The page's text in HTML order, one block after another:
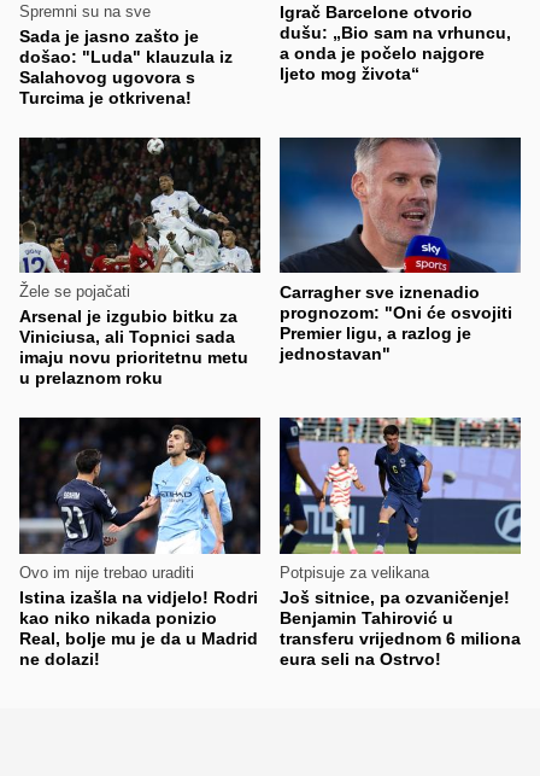
Spremni su na sve
Sada je jasno zašto je
došao: "Luda" klauzula iz
Salahovog ugovora s
Turcima je otkrivena!
Igrač Barcelone otvorio
dušu: „Bio sam na vrhuncu,
a onda je počelo najgore
ljeto mog života“
Žele se pojačati
Arsenal je izgubio bitku za
Viniciusa, ali Topnici sada
imaju novu prioritetnu metu
u prelaznom roku
Carragher sve iznenadio
prognozom: "Oni će osvojiti
Premier ligu, a razlog je
jednostavan"
Ovo im nije trebao uraditi
Istina izašla na vidjelo! Rodri
kao niko nikada ponizio
Real, bolje mu je da u Madrid
ne dolazi!
Potpisuje za velikana
Još sitnice, pa ozvaničenje!
Benjamin Tahirović u
transferu vrijednom 6 miliona
eura seli na Ostrvo!